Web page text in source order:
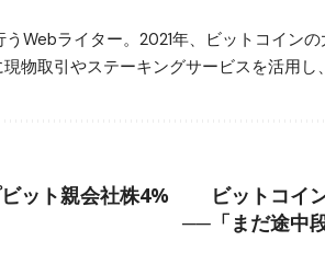
Webライター。2021年、ビットコイン
物取引やステーキングサービスを活用し
ット親会社株4%
ビットコイ
──「まだ途中